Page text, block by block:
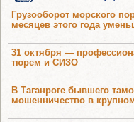
Грузооборот морского
месяцев этого года
31 октября —
тюрем и СИЗО
В Таганроге бывшего
мошенничество в